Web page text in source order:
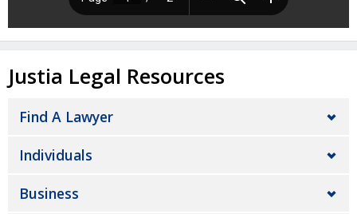
Justia Legal Resources
Find A Lawyer
Individuals
Business